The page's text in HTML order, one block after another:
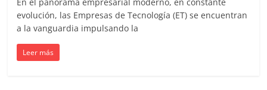
Estrategias
Digitales,
Estrategias
Publicitarias,
evolución, las Empresas de Tecnología (ET) se encuentran
a la vanguardia impulsando la
Leer más